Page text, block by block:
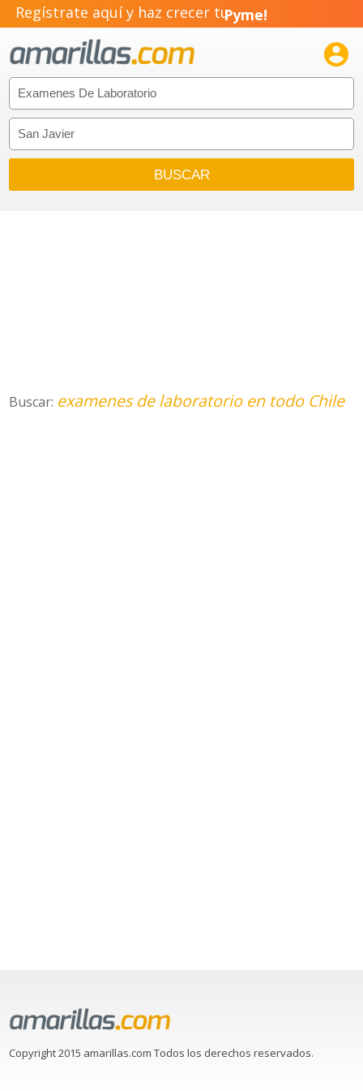
Regístrate aquí y haz crecer tuPyme!
Emprendimiento!

Buscar: examenes de laboratorio en todo Chile
Copyright 2015 amarillas.com Todos los derechos reservados.